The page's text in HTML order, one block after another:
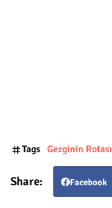
Tags Gezginin Rotası
Facebook